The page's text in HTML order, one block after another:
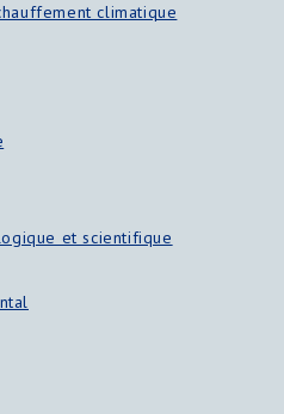
climatique
et scientifique